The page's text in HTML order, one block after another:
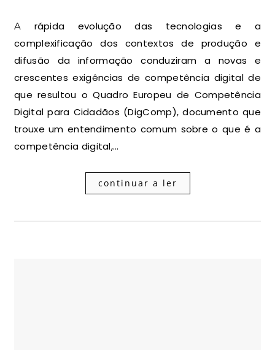
A rápida evolução das tecnologias e a
complexificação dos contextos de produção e
difusão da informação conduziram a novas e
crescentes exigências de competência digital de
que resultou o Quadro Europeu de Competência
Digital para Cidadãos (DigComp), documento que
trouxe um entendimento comum sobre o que é a
competência digital,…
continuar a ler